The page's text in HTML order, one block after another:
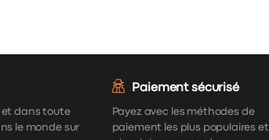
et dans toute
le monde sur
Paiement sécurisé
Payez avec les méthodes de
paiement les plus populaires et